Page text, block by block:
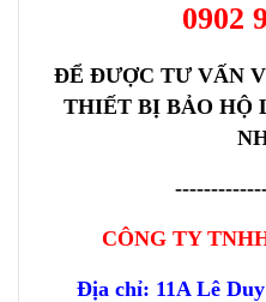
0902
ĐỂ ĐƯỢC TƯ VẤN
THIẾT BỊ BẢO HỘ
CÔNG TY
Địa chỉ: 11A Lê